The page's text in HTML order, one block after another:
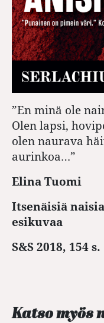
”En minä ole
Olen lapsi,
olen naurava
aurinkoa…”
Elina Tuomi
Itsenäisiä
esikuvaa
S&S 2018, 154 s.
Katso myös